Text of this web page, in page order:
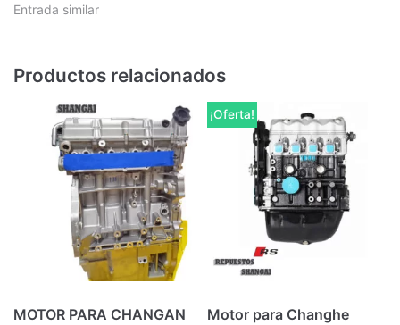
Entrada similar
Productos relacionados
MOTOR PARA CHANGAN
¡Oferta!
Motor para Changhe